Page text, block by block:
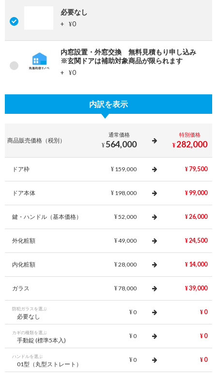
必要なし
+ ¥0
内窓設置・外窓交換 無料見積もり申し込み
※玄関ドアは補助対象商品が限られます
+ ¥0
内訳を表示
商品販売価格（税別）
通常価格
¥ 564,000
特別価格
¥ 282,000
ドア枠 ¥ 159,000 ¥ 79,500
ドア本体 ¥ 198,000 ¥ 99,000
鍵・ハンドル（基本価格） ¥52,000 ¥26,000
外化粧額 ¥49,000 ¥24,500
内化粧額 ¥28,000 ¥ 14,000
ガラス ¥78,000 ¥39,000
防犯ガラスを選ぶ
必要なし
¥0 ¥ 0
カギの種類を選ぶ
手動錠 (標準5本入)
¥0 ¥ 0
ハンドルを選ぶ
01型（丸型ストレート）
¥0 ¥ 0